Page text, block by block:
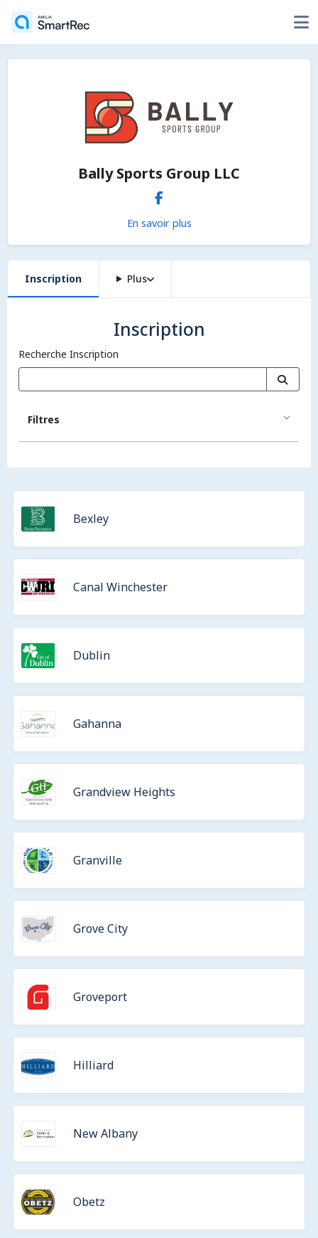
Bally Sports Group LLC
En savoir plus
Inscription Plus
Inscription
Recherche Inscription
Filtres
Bexley
Canal Winchester
Dublin
Gahanna
Grandview Heights
Granville
Grove City
Groveport
Hilliard
New Albany
Obetz